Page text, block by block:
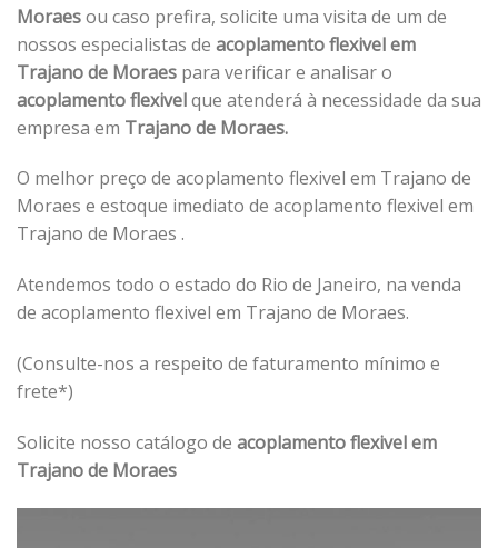
Moraesou caso prefira, solicite uma visita de um de
nossos especialistas de acoplamento flexivel em
Trajano de Moraes para verificar e analisar o
acoplamento flexivelque atenderá à necessidade da sua
empresa em Trajano de Moraes.
O melhor preço de acoplamento flexivel em Trajano de
Moraes e estoque imediato de acoplamento flexivel em
Trajano de Moraes .
Atendemos todo o estado do Rio de Janeiro, na venda
de acoplamento flexivel em Trajano de Moraes.
(Consulte-nos a respeito de faturamento mínimo e
frete*)
Solicite nosso catálogo de acoplamento flexivel em
Trajano de Moraes